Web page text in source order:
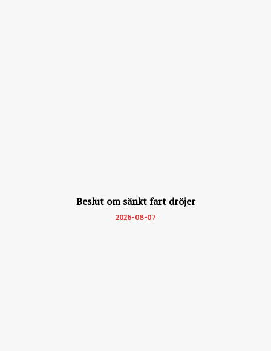
Beslut om sänkt fart dröjer
2026-08-07